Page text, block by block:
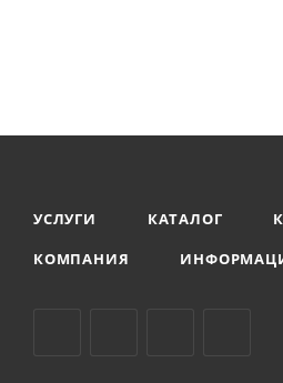
УСЛУГИ КАТАЛОГ
КОМПАНИЯ